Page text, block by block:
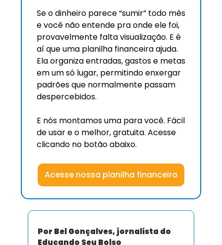
Se o dinheiro parece “sumir” todo mês
e você não entende pra onde ele foi,
provavelmente falta visualização. E é
aí que uma planilha financeira ajuda.
Ela organiza entradas, gastos e metas
em um só lugar, permitindo enxergar
padrões que normalmente passam
despercebidos.
E nós montamos uma para você. Fácil
de usar e o melhor, gratuita. Acesse
clicando no botão abaixo.
Acesse nossa planilha financeira
Por Bel Gonçalves, jornalista do
Educando Seu Bolso